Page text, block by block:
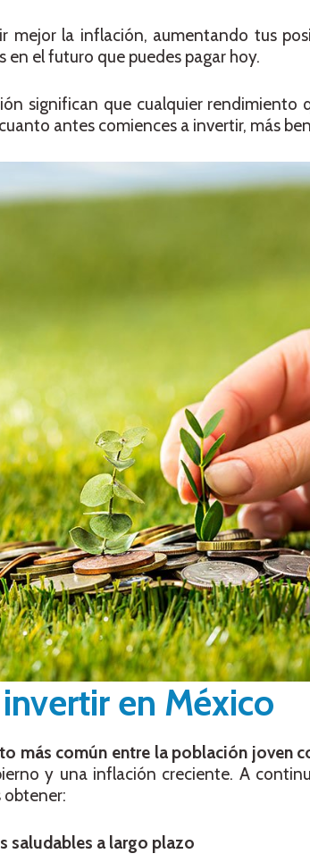
mejor la inflación, aumentando tus
en el futuro que puedes pagar hoy.
significan que cualquier rendimiento
antes comiences a invertir, más
en México
más común entre la población joven
y una inflación creciente. A
obtener:
saludables a largo plazo